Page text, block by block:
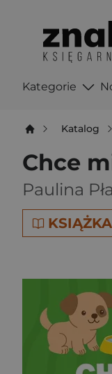
Kategorie
Katalog
Chce
Paulina
KSIĄŻKA